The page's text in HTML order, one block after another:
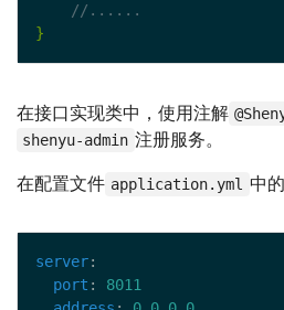
}
在接口实现类中，使用注解
shenyu-admin 注册服务。
在配置文件 application.yml 中
server
port : 8011